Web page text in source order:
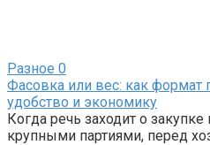
Разное 0
Фасовка или вес: как формат
удобство и экономику
Когда речь заходит о
крупными партиями, перед